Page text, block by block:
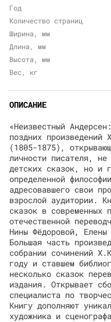
Год
Количество страниц
Ширина, мм
Длина, мм
Высота, мм
Вес, кг
ОПИСАНИЕ
«Неизвестный
поздних произведений
(1805-1875),
личности писателя, не
детских сказок, но и
определенной
адресовавшего свои
взрослой аудитории.
сказок в современных
отечественной
Нины Фёдоровой,
Большая часть
собрании сочинений
году и ставшем
несколько сказок
издания. Открывает
специалиста по
Книгу дополняют
художника и